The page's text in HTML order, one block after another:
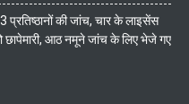
प्रतिष्ठानों की जांच, चार के लाइसेंस
छापेमारी, आठ नमूने जांच के लिए भेजे गए